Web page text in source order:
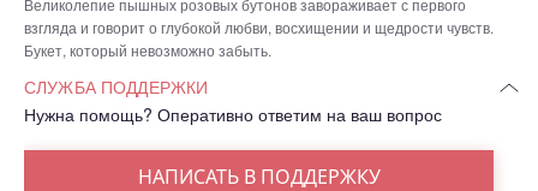
взгляда и говорит о глубокой любви, восхищении и щедрости чувств.
Букет, который невозможно забыть.
СЛУЖБА ПОДДЕРЖКИ
Нужна помощь? Оперативно ответим на ваш вопрос
НАПИСАТЬ В ПОДДЕРЖКУ